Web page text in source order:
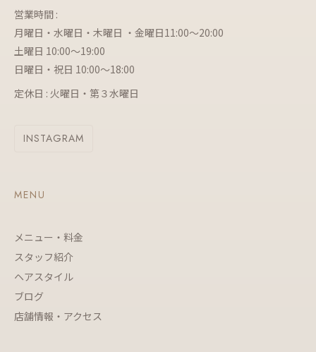
営業時間 :
月曜日・水曜日・木曜日 ・金曜日11:00～20:00
土曜日 10:00～19:00
日曜日・祝日 10:00～18:00
定休日 : 火曜日・第３水曜日
INSTAGRAM
MENU
メニュー・料金
スタッフ紹介
ヘアスタイル
ブログ
店舗情報・アクセス